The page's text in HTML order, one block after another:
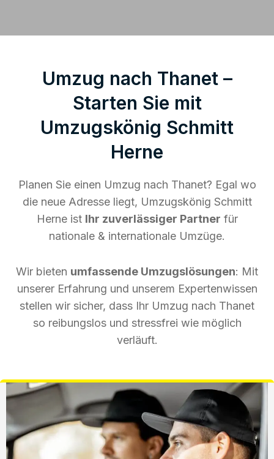
Umzug nach Thanet –
Starten Sie mit
Umzugskönig Schmitt
Herne
Planen Sie einen Umzug nach Thanet? Egal wo
die neue Adresse liegt, Umzugskönig Schmitt
Herne ist Ihr zuverlässiger Partner für
nationale & internationale Umzüge.
Wir bieten umfassende Umzugslösungen: Mit
unserer Erfahrung und unserem Expertenwissen
stellen wir sicher, dass Ihr Umzug nach Thanet
so reibungslos und stressfrei wie möglich
verläuft.